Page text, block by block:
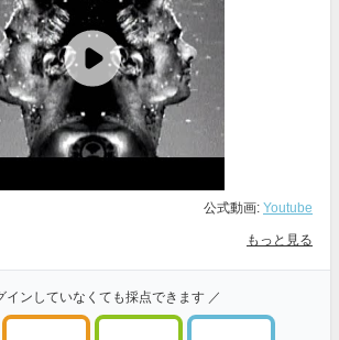
公式動画: Youtube
もっと見る
インしていなくても採点できます ／